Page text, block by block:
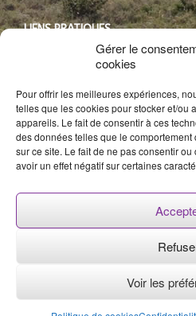
Gérer le
cookies
Pour offrir les meilleures expériences,
telles que les cookies pour stocker et/ou
appareils. Le fait de consentir à ces
des données telles que le
sur ce site. Le fait de ne pas consentir
avoir un effet négatif sur certaines
Voir les
LIENS PRATIQUES
Conditions Générales de vente
Mentions légales
Confidentialité des données
Projet LEADER
© 2020 • Production et
médicinales, bio et